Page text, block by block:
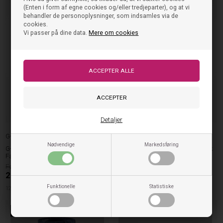
(Enten i form af egne cookies og/eller tredjeparter), og at vi
behandler de personoplysninger, som indsamles via de
cookies.
Vi passer på dine data. Mere om cookies
Nødvendige Markedsføring
Funktionelle Statistiske
Detaljer
G-Star Raw
G-Star Raw Jeans Carpenter - Dark
Fawn
275,00DKK
176cm
G-Star Raw
G-Star Raw T-shirt Oversize - Black